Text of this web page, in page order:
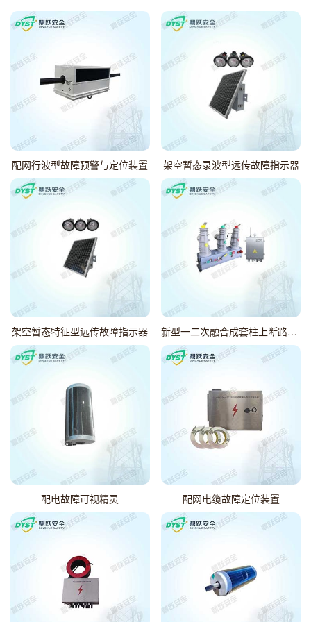
配网行波型故障预警与定位装置 架空暂态录波型远传故障指示器
架空暂态特征型远传故障指示器 新型一二次融合成套柱上断路器故障测距装置
配电故障可视精灵 配网电缆故障定位装置